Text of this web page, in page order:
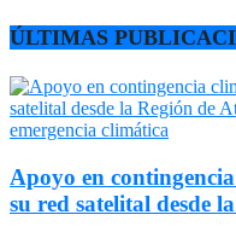
ÚLTIMAS
Apoyo en
su red satelital desde